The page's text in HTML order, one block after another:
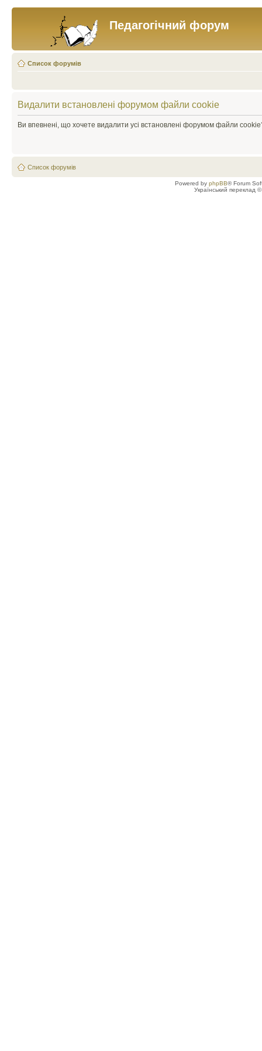
Педагогічний форум
Список форумів
Видалити встановлені форумом файли cookie
Ви впевнені, що хочете видалити усі встановлені форумом файли
Список форумів
Powered by phpBB® Forum
Український переклад